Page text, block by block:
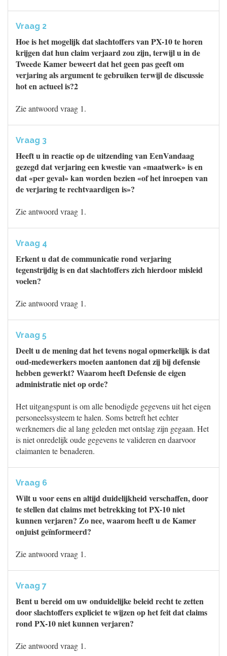
Vraag 2
Hoe is het mogelijk dat slachtoffers van PX-10 te horen
krijgen dat hun claim verjaard zou zijn, terwijl u in de
Tweede Kamer beweert dat het geen pas geeft om
verjaring als argument te gebruiken terwijl de discussie
hot en actueel is?2
Zie antwoord vraag 1.
Vraag 3
Heeft u in reactie op de uitzending van EenVandaag
gezegd dat verjaring een kwestie van «maatwerk» is en
dat «per geval» kan worden bezien «of het inroepen van
de verjaring te rechtvaardigen is»?
Zie antwoord vraag 1.
Vraag 4
Erkent u dat de communicatie rond verjaring
tegenstrijdig is en dat slachtoffers zich hierdoor misleid
voelen?
Zie antwoord vraag 1.
Vraag 5
Deelt u de mening dat het tevens nogal opmerkelijk is dat
oud-medewerkers moeten aantonen dat zij bij defensie
hebben gewerkt? Waarom heeft Defensie de eigen
administratie niet op orde?
Het uitgangspunt is om alle benodigde gegevens uit het eigen
personeelssysteem te halen. Soms betreft het echter
werknemers die al lang geleden met ontslag zijn gegaan. Het
is niet onredelijk oude gegevens te valideren en daarvoor
claimanten te benaderen.
Vraag 6
Wilt u voor eens en altijd duidelijkheid verschaffen, door
te stellen dat claims met betrekking tot PX-10 niet
kunnen verjaren? Zo nee, waarom heeft u de Kamer
onjuist geïnformeerd?
Zie antwoord vraag 1.
Vraag 7
Bent u bereid om uw onduidelijke beleid recht te zetten
door slachtoffers expliciet te wijzen op het feit dat claims
rond PX-10 niet kunnen verjaren?
Zie antwoord vraag 1.